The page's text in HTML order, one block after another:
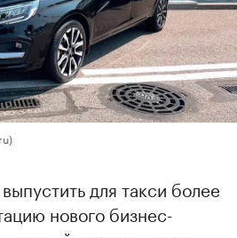
для такси более
нового бизнес-